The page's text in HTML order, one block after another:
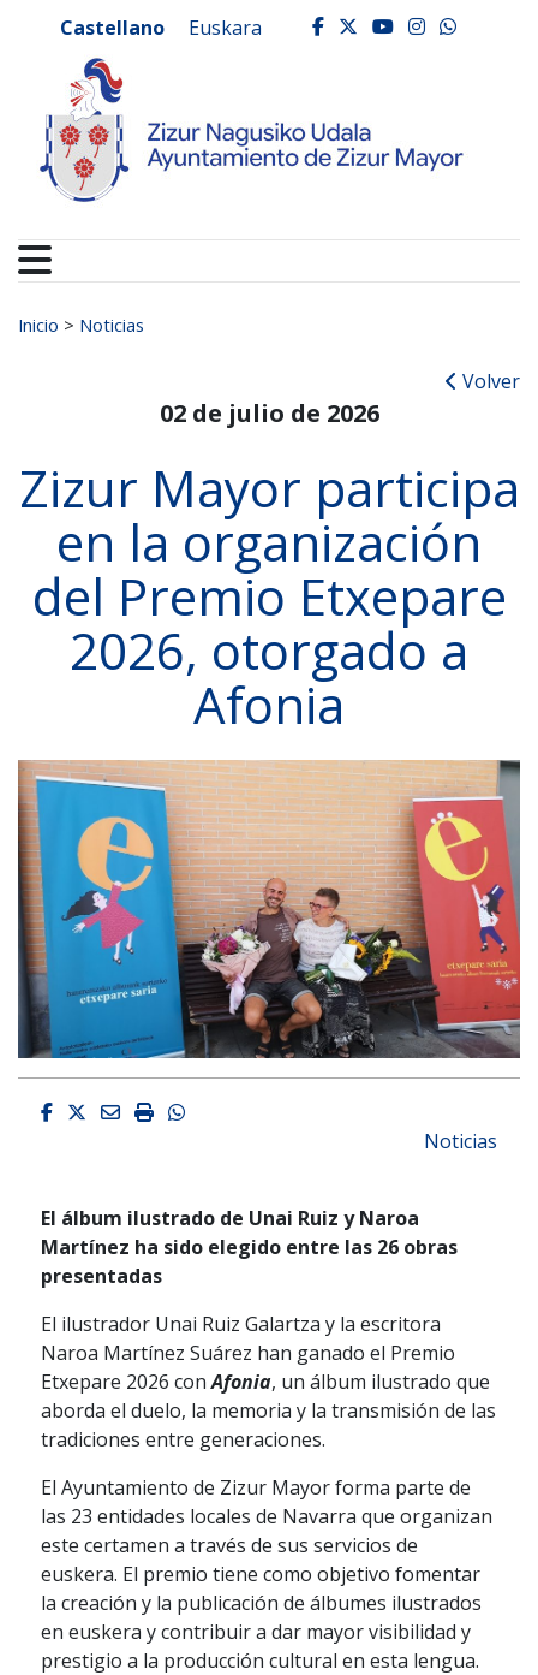
Ayuntamiento de
Castellano Euskara facebook
twitter
youtube
Buscar:
Inicio > Noticias
Volver
02 de julio de 2026
Zizur Mayor participa
en la organización
del Premio Etxepare
2026, otorgado a
Afonia
Facebook
Twitter
EmailImprimirWhatsapp
Noticias
El álbum ilustrado de Unai Ruiz y Naroa
Martínez ha sido elegido entre las 26 obras
presentadas
El ilustrador Unai Ruiz Galartza y la escritora
Naroa Martínez Suárez han ganado el Premio
Etxepare 2026 conAfonia, un álbum ilustrado que
aborda el duelo, la memoria y la transmisión de las
tradiciones entre generaciones.
El Ayuntamiento de Zizur Mayor forma parte de
las 23 entidades locales de Navarra que organizan
este certamen a través de sus servicios de
euskera. El premio tiene como objetivo fomentar
la creación y la publicación de álbumes ilustrados
en euskera y contribuir a dar mayor visibilidad y
prestigio a la producción cultural en esta lengua.